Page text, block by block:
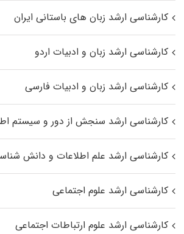
کارشناسی ارشد زبان‌ های باستانی ایران
کارشناسی ارشد زبان و ادبیات اردو
کارشناسی ارشد زبان و ادبیات فارسی
کارشناسی ارشد سنجش از دور و سیستم
کارشناسی ارشد علم اطلاعات و دانش
کارشناسی ارشد علوم اجتماعی
کارشناسی ارشد علوم ارتباطات اجتماعی